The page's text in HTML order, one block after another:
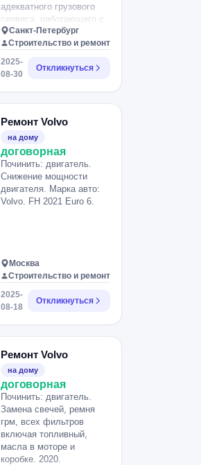
адекватного грузового
сервиса, работающего с
ндс и приемлимые цены.
Из срочных задач: 1.
Устранить течь в
рулевом редукторе. Его
как течь в боковом
сальнике где сошка. 2.
Скорее всего замена ПГУ,
воздуха при нажатии. 3.
Замена воздушного
крана, упр прицепа. Ну и
другие работы после
диагностики по
согласованию.
Санкт-Петербург
Строительство и ремонт
2025-
08-30
Откликнуться
Ремонт Volvo
на дому
договорная
Починить: двигатель.
Снижение мощности
двигателя. Марка авто:
Volvo. FH 2021 Euro 6.
Москва
Строительство и ремонт
2025-
08-18
Откликнуться
Ремонт Volvo
на дому
договорная
Починить: двигатель.
Замена свечей, ремня
грм, всех фильтров
включая топливный,
масла в моторе и
коробке. 2020.